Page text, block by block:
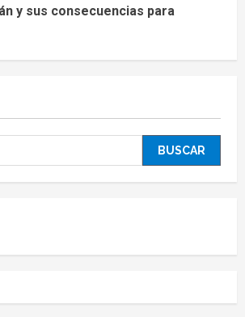
y sus consecuencias para